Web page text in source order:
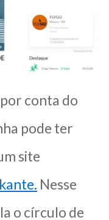
conta do
pode ter
site
Nesse
o círculo de